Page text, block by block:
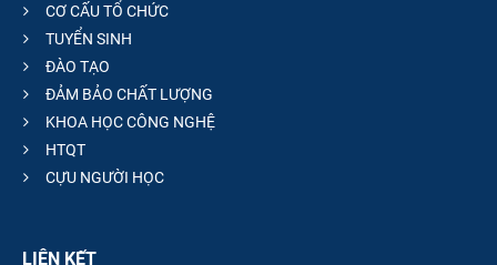
CƠ CẤU TỔ CHỨC
TUYỂN SINH
ĐÀO TẠO
ĐẢM BẢO CHẤT LƯỢNG
KHOA HỌC CÔNG NGHỆ
HTQT
CỰU NGƯỜI HỌC
LIÊN KẾT